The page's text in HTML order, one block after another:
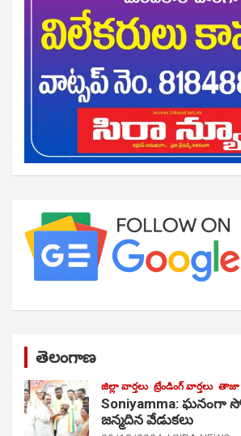
తెలంగాణ
జిల్లా వార్తలు ట్రేండింగ్ వార్తలు తాజా
Soniyamma:
జ‌న్మ‌దిన వేడుక‌లు